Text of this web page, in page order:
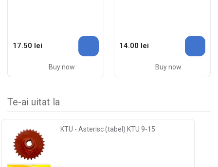
17.50 lei
Buy now
14.00 lei
Buy now
Te-ai uitat la
KTU - Asterisc (tabel) KTU 9-15